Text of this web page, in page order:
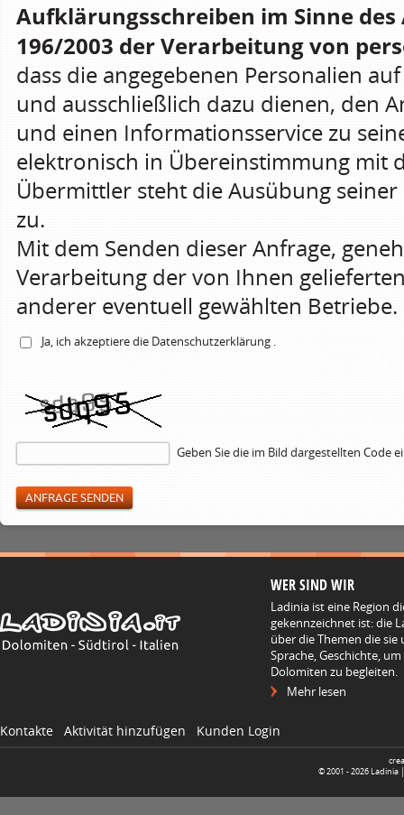
Aufklärungsschreiben im Sinne
196/2003 der Verarbeitung von
dass die angegebenen Personalien
und ausschließlich dazu dienen, den
und einen Informationsservice zu
elektronisch in Übereinstimmung mit
Übermittler steht die Ausübung
zu.
Mit dem Senden dieser Anfrage,
Verarbeitung der von Ihnen
anderer eventuell gewählten Betriebe.
Ja, ich akzeptiere die Datenschutzerklärung .
Geben Sie die im Bild dargestellten Code
WER SIND WIR
Ladinia ist eine Region
gekennzeichnet ist: die
über die Themen die
Sprache, Geschichte,
Dolomiten zu begleiten.
Mehr lesen
Kontakte Aktivität hinzufügen Kunden Login
© 2001 -2026 Ladinia